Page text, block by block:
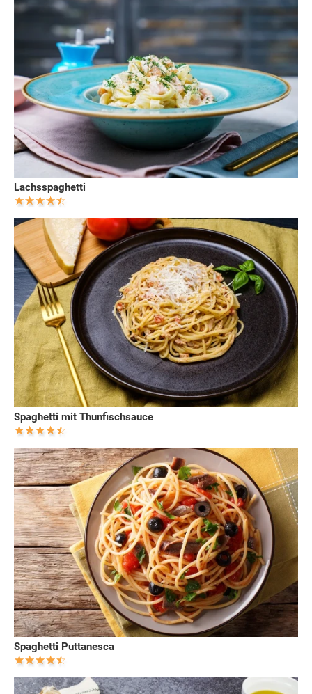
Lachsspaghetti
Spaghetti mit Thunfischsauce
Spaghetti Puttanesca